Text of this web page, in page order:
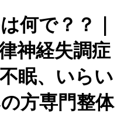
何で？？｜
神経失調症
眠、いらい
方専門整体